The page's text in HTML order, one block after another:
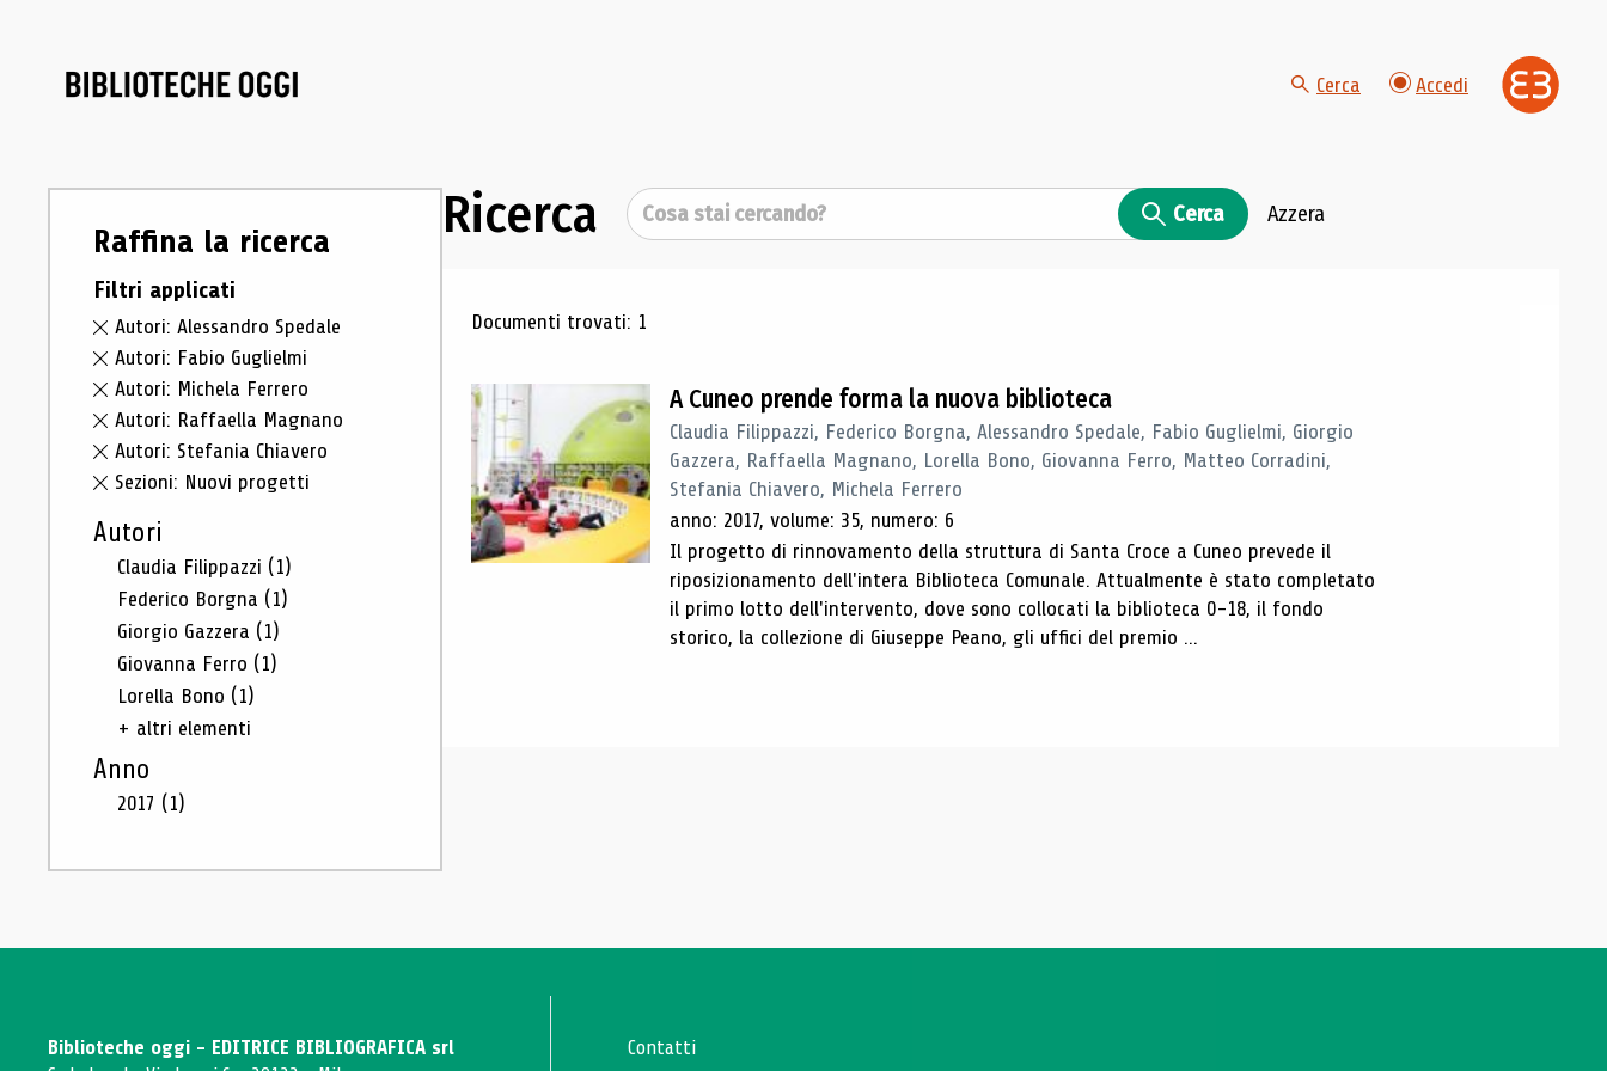
Cerca Accedi
Raffina la ricerca
Filtri applicati
Autori: Alessandro Spedale
Autori: Fabio Guglielmi
Autori: Michela Ferrero
Autori: Raffaella Magnano
Autori: Stefania Chiavero
Sezioni: Nuovi progetti
Autori
Claudia Filippazzi (1)
Federico Borgna (1)
Giorgio Gazzera (1)
Giovanna Ferro (1)
Lorella Bono (1)
+ altri elementi
Anno
2017 (1)
Ricerca Cerca Cerca Azzera
Risultati di ricerca
Documenti trovati: 1
A Cuneo prende forma la nuova biblioteca
Claudia Filippazzi, Federico Borgna, Alessandro Spedale, Fabio Guglielmi, Giorgio
Gazzera, Raffaella Magnano, Lorella Bono, Giovanna Ferro, Matteo Corradini,
Stefania Chiavero, Michela Ferrero
anno: 2017, volume: 35, numero: 6
Il progetto di rinnovamento della struttura di Santa Croce a Cuneo prevede il
riposizionamento dell'intera Biblioteca Comunale. Attualmente è stato completato
il primo lotto dell'intervento, dove sono collocati la biblioteca 0-18, il fondo
storico, la collezione di Giuseppe Peano, gli uffici del premio ...
Biblioteche oggi - EDITRICE BIBLIOGRAFICA srl
Contatti